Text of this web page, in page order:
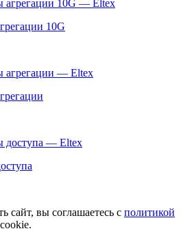
10G
сайт, вы соглашаетесь с политикой